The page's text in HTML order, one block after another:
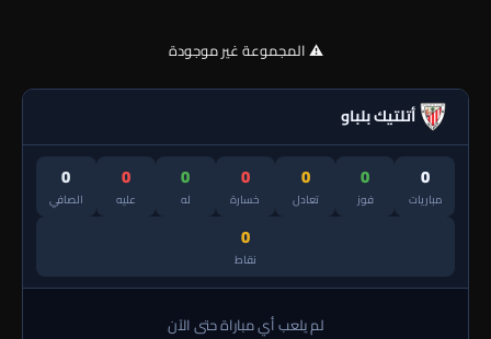
⚠️ المجموعة غير موجودة
أتلتيك بلباو
0
مباريات
0
فوز
0
تعادل
0
خسارة
0
له
0
عليه
0
الصافي
0
نقاط
لم يلعب أي مباراة حتى الآن